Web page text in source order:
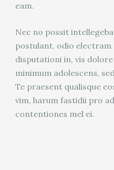
eam.
Nec no possit
postulant, odio electram
disputationi in, vis
minimum adolescens,
Te praesent qualisque
vim, harum fastidii pro
contentiones mel ei.